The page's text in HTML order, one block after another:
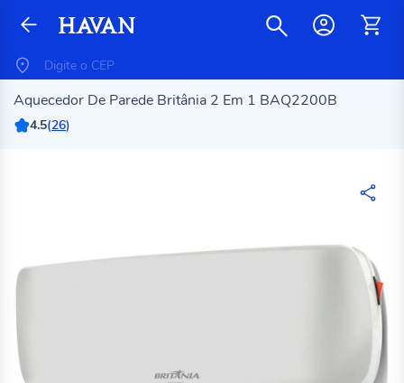
Aquecedor De Parede Britânia 2 Em 1 BAQ2200B
4.5(26)